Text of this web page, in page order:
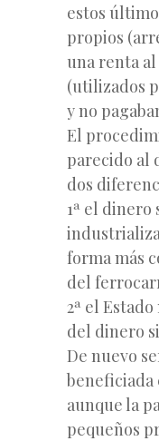
estos
propios
una renta al
(utilizados
y no
El
parecido al
dos
1ª el dinero
forma más
del
2ª el
del dinero
De nuevo
beneficiada
aunque la
pequeños